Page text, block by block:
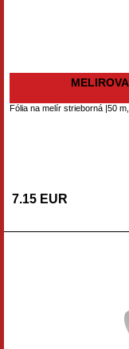
Fólia na melír strieborná |50
7.15 EUR